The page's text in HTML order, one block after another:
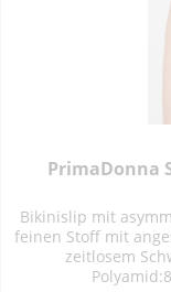
PrimaDonna
Bikinislip mit
feinen Stoff mit
zeitlosem